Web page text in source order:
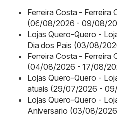
Ferreira Costa - Ferreira
(06/08/2026 - 09/08/
Lojas Quero-Quero -
Dia dos Pais (03/08/
Ferreira Costa - Ferreira
(04/08/2026 - 17/08/
Lojas Quero-Quero -
atuais (29/07/2026 -
Lojas Quero-Quero -
Aniversario (03/08/